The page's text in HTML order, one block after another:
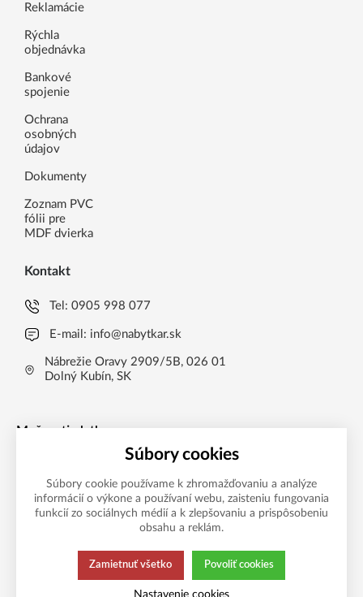
Reklamácie
Rýchla
objednávka
Bankové
spojenie
Ochrana
osobných
údajov
Dokumenty
Zoznam PVC
fólii pre
MDF dvierka
Kontakt
Tel:0905 998 077
E-mail: info@nabytkar.sk
Nábrežie Oravy 2909/5B, 026 01
Dolný Kubín, SK
Možnosti platby
Táto stránka používa súbory cookies.
Súbory cookies
Súbory cookie používame k zhromažďovaniu a analýze
informácií o výkone a používaní webu, zaisteniu fungovania
funkcií zo sociálnych médií a k zlepšovaniu a prispôsobeniu
obsahu a reklám.
Zamietnuť všetko Povoliť cookies
Nastavenie cookies